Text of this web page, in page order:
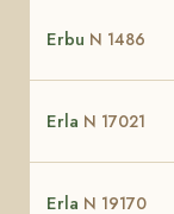
Erbu N 1486
Erla N 17021
Erla N 19170